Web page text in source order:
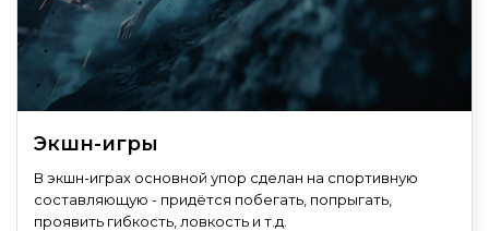
Экшн-игры
В экшн-играх основной упор сделан на спортивную
составляющую - придётся побегать, попрыгать,
проявить гибкость, ловкость и т.д.